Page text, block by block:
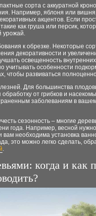
сорта с аккуратной
Например, яблоня или
акцентов. Если
как груша или персик,
урожай.
к обрезке. Некоторые
декоративности и
освещенность
учитывать особенности
чтобы развиваться
Для большинства
от грибков и
заболеваниям в
сезонность – многие
года. Например, весной
вам необходима установка
это можно легко сделать,
.
когда и как